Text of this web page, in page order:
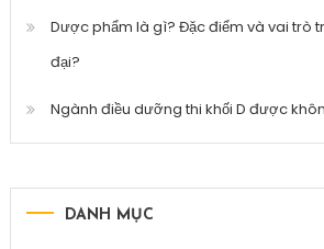
Dược phẩm là gì? Đặc điểm và vai trò
đại?
Ngành điều dưỡng thi khối D được
DANH MỤC